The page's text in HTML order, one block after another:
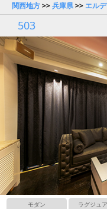
関西地方>>兵庫県>> エル
503
モダン ラグジュ